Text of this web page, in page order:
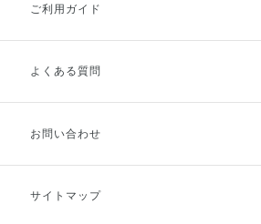
ご利用ガイド
ご利用ガイドトップ
お支払方法
キャンセル・返品・交換
よくある質問
お問い合わせ
サイトマップ